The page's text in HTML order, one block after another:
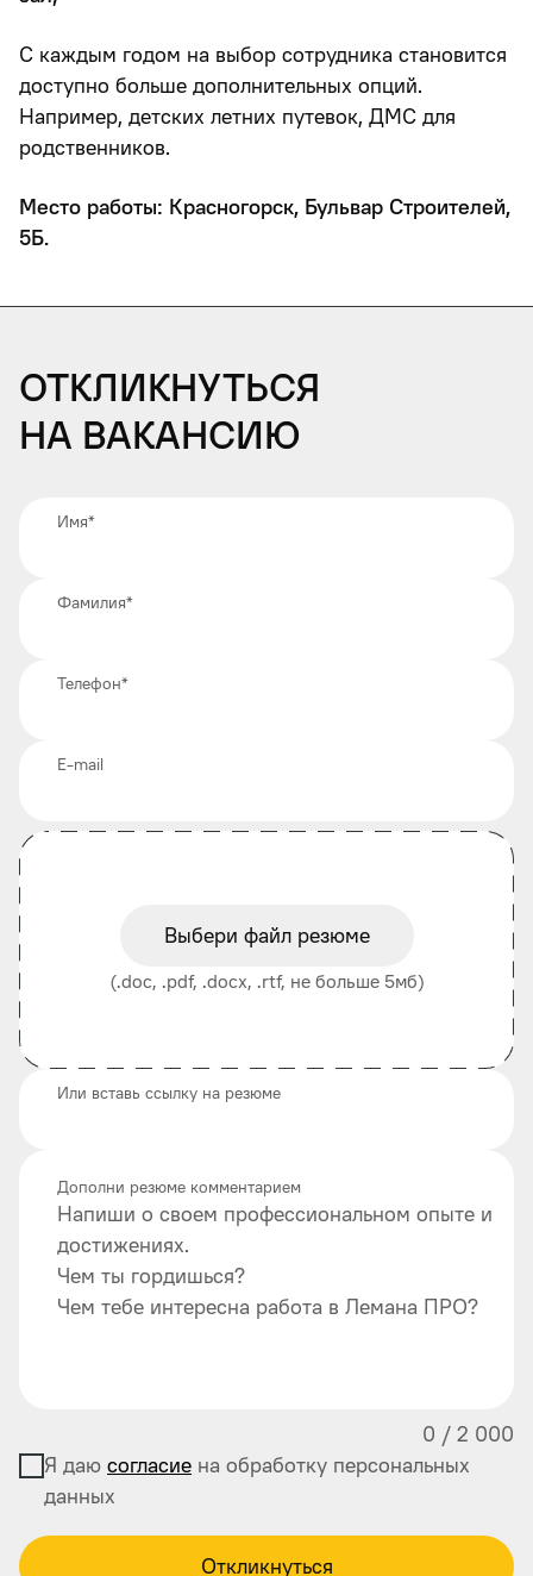
С каждым годом на выбор сотрудника становится
доступно больше дополнительных опций.
Например, детских летних путевок, ДМС для
родственников.
Место работы: Красногорск, Бульвар Строителей,
5Б.
Откликнуться
на вакансию
Имя*
Фамилия*
Телефон*
E-mail
Выбери файл резюме
(.doc, .pdf, .docx, .rtf, не больше 5мб)
Или вставь ссылку на резюме
Напиши о своем профессиональном опыте и
достижениях.
Чем ты гордишься?
Чем тебе интересна работа в Лемана ПРО?
Дополни резюме комментарием
0 / 2 000
Я даю согласие на обработку персональных
данных
Откликнуться